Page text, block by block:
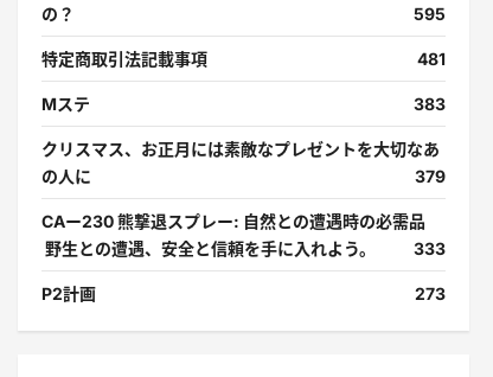
の？
595
特定商取引法記載事項 481
Mステ 383
クリスマス、お正月には素敵なプレゼントを大切なあ
の人に
379
CAー230 熊撃退スプレー: 自然との遭遇時の必需品
野生との遭遇、安全と信頼を手に入れよう。
333
P2計画 273